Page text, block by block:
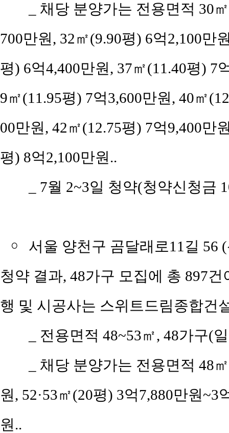
채당 분양가는 전용면적 30
700만원, 32㎡(9.90평) 6억2,100만
평) 6억4,400만원, 37㎡(11.40평) 7
9㎡(11.95평) 7억3,600만원, 40㎡
00만원, 42㎡(12.75평) 7억9,400만
평) 8억2,100만원..
7월 2~3일 청약(청약신청금
￮
서울 양천구 곰달래로11길 56
청약 결과, 48가구 모집에 총 897
행 및 시공사는 스위트드림종합건
전용면적 48~53㎡, 48가구(
채당 분양가는 전용면적 48
원, 52·53㎡(20평) 3억7,880만원
원..